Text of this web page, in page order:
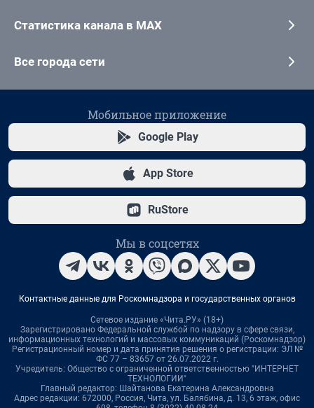
Статистика канала в MAX
Все города сети
Мобильное приложение
Google Play
App Store
RuStore
Мы в соцсетях
Контактные данные для Роскомнадзора и государственных органов
Сетевое издание «Чита.РУ» (18+)
Зарегистрировано Федеральной службой по надзору в сфере связи,
информационных технологий и массовых коммуникаций (Роскомнадзор)
Регистрационный номер и дата принятия решения о регистрации: ЭЛ №
ФС 77 – 83657 от 26.07.2022 г.
Учредитель: Общество с ограниченной ответственностью "ИНТЕРНЕТ
ТЕХНОЛОГИИ"
Главный редактор: Шайтанова Екатерина Александровна
Адрес редакции: 672000, Россия, Чита, ул. Балябина, д. 13, 6 этаж, офис